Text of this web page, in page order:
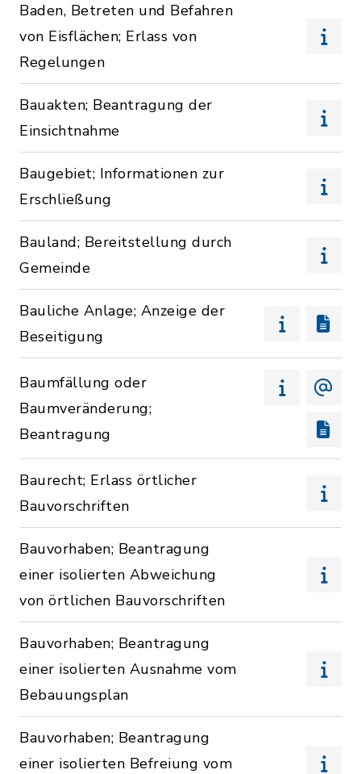
Baden, Betreten und Befahren
von Eisflächen; Erlass von
Regelungen
Bauakten; Beantragung der
Einsichtnahme
Baugebiet; Informationen zur
Erschließung
Bauland; Bereitstellung durch
Gemeinde
Bauliche Anlage; Anzeige der
Beseitigung
Baumfällung oder
Baumveränderung;
Beantragung
Baurecht; Erlass örtlicher
Bauvorschriften
Bauvorhaben; Beantragung
einer isolierten Abweichung
von örtlichen Bauvorschriften
Bauvorhaben; Beantragung
einer isolierten Ausnahme vom
Bebauungsplan
Bauvorhaben; Beantragung
einer isolierten Befreiung vom